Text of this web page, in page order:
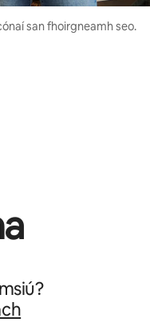
san fhoirgneamh seo.